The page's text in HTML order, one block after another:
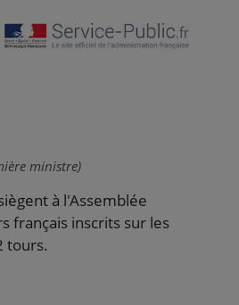
ministre)
à l'Assemblée
français inscrits sur les
tours.